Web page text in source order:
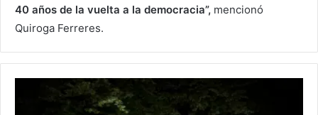
40 años de la vuelta a la democracia”, mencionó
Quiroga Ferreres.